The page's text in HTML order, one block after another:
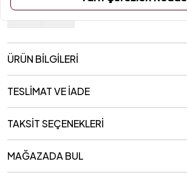
ÜRÜN BİLGİLERİ
TESLİMAT VE İADE
TAKSİT SEÇENEKLERİ
MAĞAZADA BUL